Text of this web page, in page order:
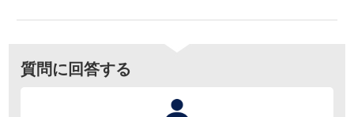
質問に回答する